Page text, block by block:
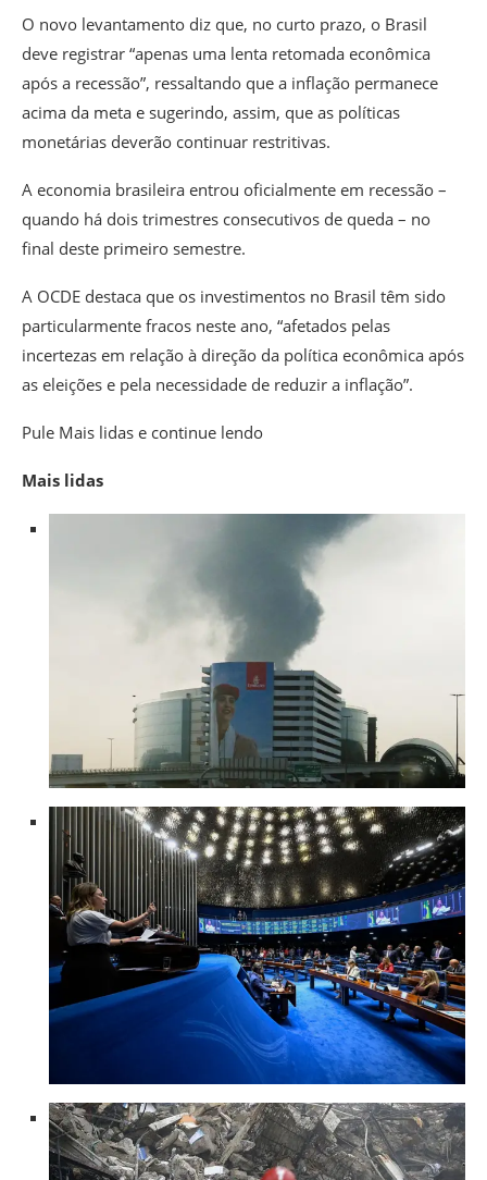
O novo levantamento diz que, no curto prazo, o Brasil
deve registrar “apenas uma lenta retomada econômica
após a recessão”, ressaltando que a inflação permanece
acima da meta e sugerindo, assim, que as políticas
monetárias deverão continuar restritivas.
A economia brasileira entrou oficialmente em recessão –
quando há dois trimestres consecutivos de queda – no
final deste primeiro semestre.
A OCDE destaca que os investimentos no Brasil têm sido
particularmente fracos neste ano, “afetados pelas
incertezas em relação à direção da política econômica após
as eleições e pela necessidade de reduzir a inflação”.
Pule Mais lidas e continue lendo
Mais lidas